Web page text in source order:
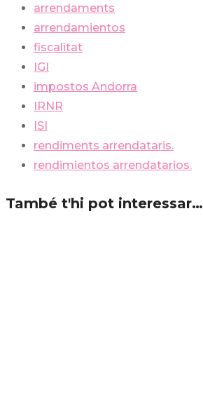
arrendaments
arrendamientos
fiscalitat
IGI
impostos Andorra
IRNR
ISI
rendiments arrendataris.
rendimientos arrendatarios.
També t'hi pot interessar…